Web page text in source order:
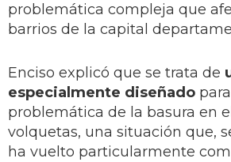
problemática compleja que
barrios de la capital
Enciso explicó que se trata de
especialmente diseñado
problemática de la basura en
volquetas, una situación que,
ha vuelto particularmente